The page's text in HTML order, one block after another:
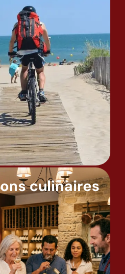
culinaires